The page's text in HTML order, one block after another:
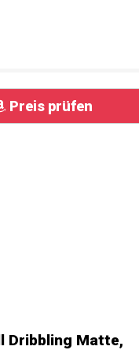
Preis prüfen
Dribbling Matte,